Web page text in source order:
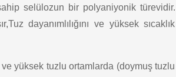
selülozun bir polyaniyonik türevidir.
dayanımlılığını ve yüksek sıcaklık
yüksek tuzlu ortamlarda (doymuş tuzlu